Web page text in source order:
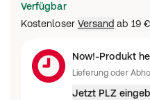
Verfügbar
Kostenloser Versand ab 19 €
Now!-Produkt
Lieferung oder
Jetzt PLZ